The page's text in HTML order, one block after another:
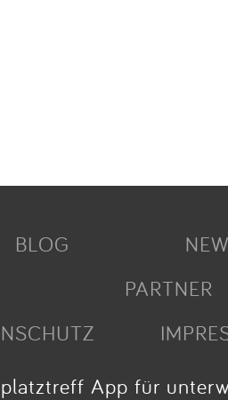
BLOG
PARTNER
App für